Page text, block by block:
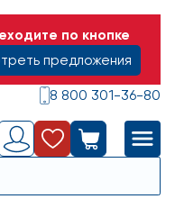
по кнопке
предложения
8 800 301-36-80